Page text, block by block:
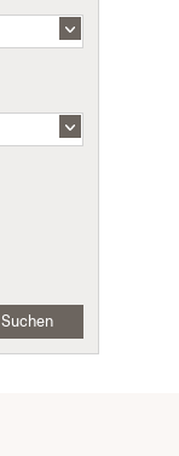
Suchen